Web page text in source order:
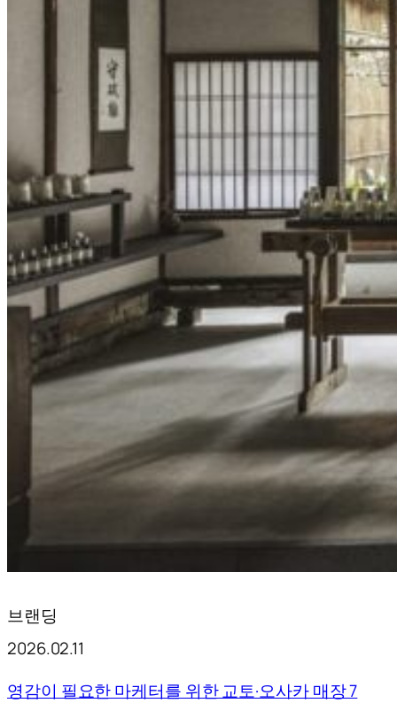
브랜딩
2026.02.11
영감이 필요한 마케터를 위한 교토·오사카 매장 7